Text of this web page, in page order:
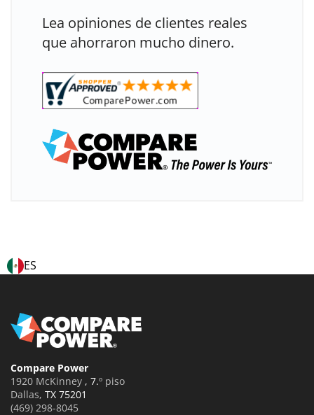
Lea opiniones de clientes reales
que ahorraron mucho dinero.
Compare Power
1920 McKinney , 7.º piso
Dallas, TX 75201
(469) 298-8045
ES